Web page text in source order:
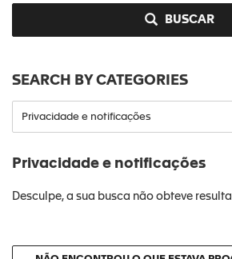
BUSCAR
SEARCH BY CATEGORIES
Privacidade e notificações
Desculpe, a sua busca não obteve